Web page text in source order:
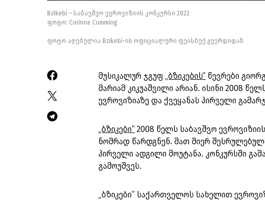
Bzikebi – საბავშვო ევროვიზიის კონკურსი 2022
ფოტო: Corinne Cumming
ფოტო აღებულია Bzikebi-ის ოფიციალური ფეისბუქ გვერდიდან
მუსიკალურ ჯგუფ „ბზიკების” წევრები
მარიამ კიკუაშვილი არიან. ისინი 2008
ევროვიზიაზე და ქვეყანას პირველი
„ბზიკები“ 2008 წელს საბავშვო
ნომრად წარდგნენ. მათ მიერ
პირველი ადგილი მოუტანა. კონკურსში
გამოუშვეს.
„ბზიკები” საქართველოს სახელით